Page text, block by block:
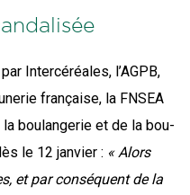
Inter­cé­réales, l’AGPB,
fran­çaise, la FNSEA
bou­lan­ge­rie et de la bou­
le 12 jan­vier : « Alors
et par consé­quent de la